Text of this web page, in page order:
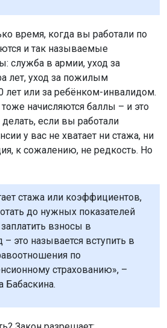
время, когда вы работали по
и так называемые
служба в армии, уход за
лет, уход за пожилым
лет или за ребёнком-инвалидом.
начисляются баллы – и это
если вы работали
у вас не хватает ни стажа, ни
к сожалению, не редкость. Но
стажа или коэффициентов,
до нужных показателей
взносы в
это называется вступить в
по
страхованию», –
Бабаскина.